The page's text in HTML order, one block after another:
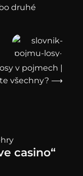
druhé
v pojmech |
všechny? ⟶
casino“